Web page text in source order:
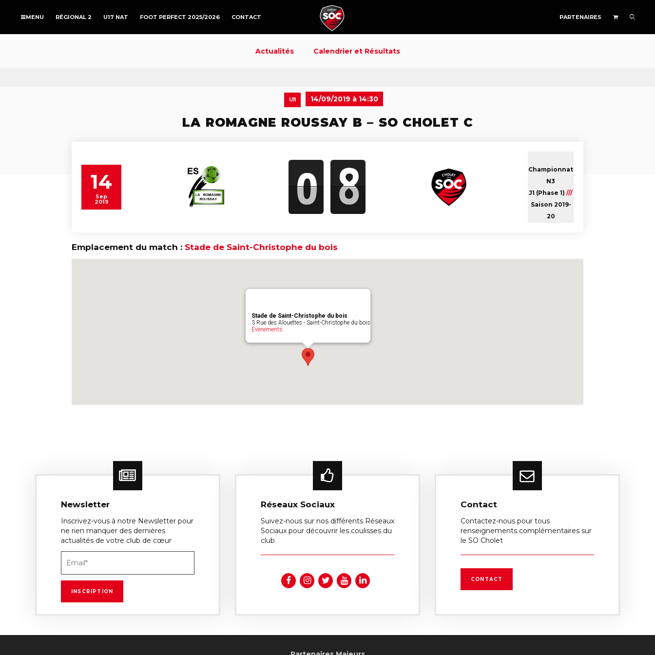
RÉGIONAL 2 U17 NAT FOOT PERFECT 2025/2026 CONTACT PARTENAIRES
Actualités Calendrier et Résultats
U11 14/09/2019 à 14:30
LA ROMAGNE ROUSSAY B – SO CHOLET C
14
Sep
2019 0 8
Championnat
N3
J1 (Phase 1) ///
Saison 2019-
20
Emplacement du match : Stade de Saint-Christophe du bois
Stade de Saint-Christophe du bois
3 Rue des Alouettes - Saint-Christophe du bois
Évènements
Newsletter
Inscrivez-vous à notre Newsletter pour
ne rien manquer des dernières
actualités de votre club de cœur
Réseaux Sociaux
Suivez-nous sur nos différents Réseaux
Sociaux pour découvrir les coulisses du
club
Contact
Contactez-nous pour tous
renseignements complémentaires sur
le SO Cholet
CONTACT